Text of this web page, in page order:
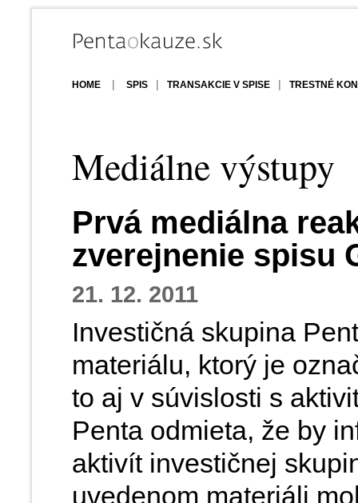
HOME | SPIS | TRANSAKCIE V SPISE | TRESTNÉ
Mediálne výstupy
Prvá mediálna
zverejnenie spisu
21. 12. 2011
Investičná skupina
materiálu, ktorý je
to aj v súvislosti s
Penta odmieta, že by
aktivít investičnej
uvedenom materiáli